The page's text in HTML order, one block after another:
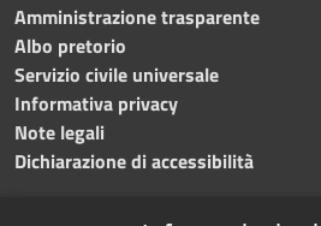
Amministrazione trasparente
Albo pretorio
Servizio civile universale
Informativa privacy
Note legali
Dichiarazione di accessibilità